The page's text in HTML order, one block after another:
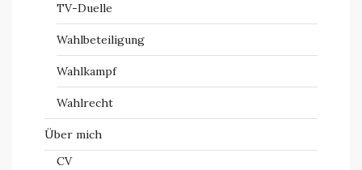
TV-Duelle
Wahlbeteiligung
Wahlkampf
Wahlrecht
Über mich
CV